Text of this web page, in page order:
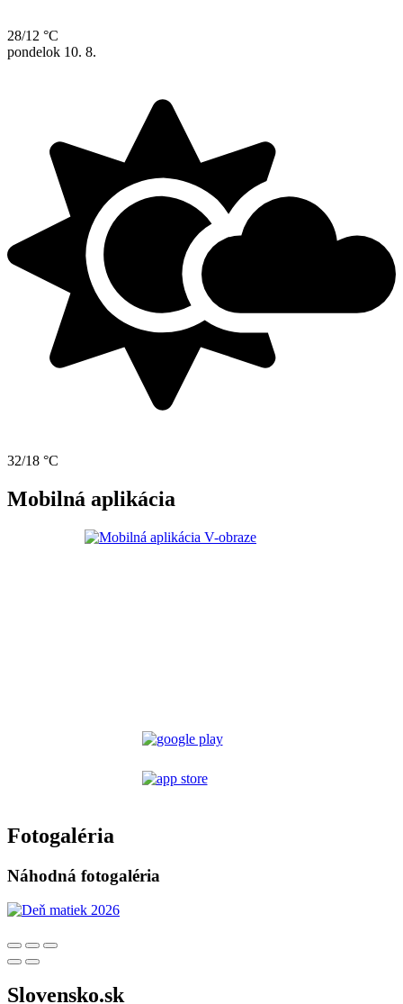
28/12 °C
pondelok 10. 8.
32/18 °C
Mobilná aplikácia
Fotogaléria
Náhodná fotogaléria
Slovensko.sk